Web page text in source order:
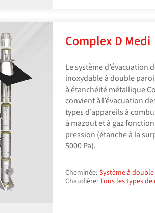
Complex D Medi
Le système d’évacuation
inoxydable à double
à étanchéité métallique
convient à l’évacuation
types d’appareils à
à mazout et à gaz
pression (étanche à la
5000 Pa).
Cheminée: Système à
Chaudière: Tous les types